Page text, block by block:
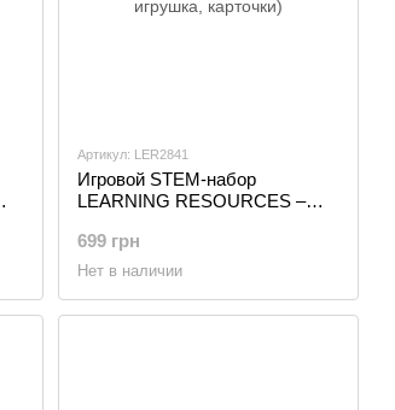
Артикул: LER2841
Игровой STEM-набор
LEARNING RESOURCES –
игрушка, карточки)
699 грн
Нет в наличии